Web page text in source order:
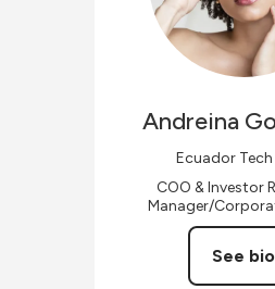
Andreina
Ecuador Tech
COO & Investor
Manager/
See bio